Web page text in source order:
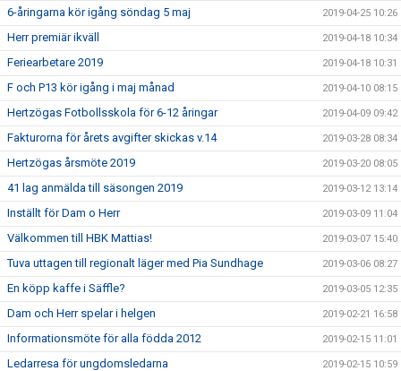
6-åringarna kör igång söndag 5 maj 2019-04-25 10:26
Herr premiär ikväll 2019-04-18 10:34
Feriearbetare 2019 2019-04-18 10:31
F och P13 kör igång i maj månad 2019-04-10 08:15
Hertzögas Fotbollsskola för 6-12 åringar 2019-04-09 09:42
Fakturorna för årets avgifter skickas v.14 2019-03-28 08:34
Hertzögas årsmöte 2019 2019-03-20 08:05
41 lag anmälda till säsongen 2019 2019-03-12 13:14
Inställt för Dam o Herr 2019-03-09 11:04
Välkommen till HBK Mattias! 2019-03-07 15:40
Tuva uttagen till regionalt läger med Pia Sundhage 2019-03-06 08:27
En köpp kaffe i Säffle? 2019-03-05 12:35
Dam och Herr spelar i helgen 2019-02-21 16:58
Informationsmöte för alla födda 2012 2019-02-15 11:01
Ledarresa för ungdomsledarna 2019-02-15 10:59